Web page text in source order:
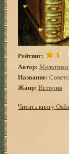
Рейтинг:
Автор:
Название:
Жанр: История
Читать книгу